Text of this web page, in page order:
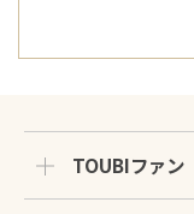
TOUBIファン